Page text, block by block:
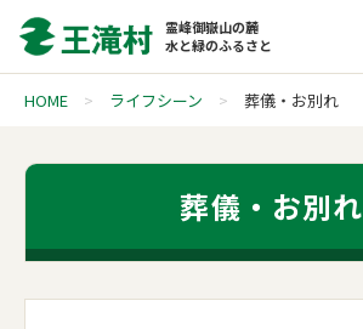
霊峰御嶽山の麓
水と緑のふるさと
HOME ライフシーン 葬儀・お別れ
葬儀・お別れ